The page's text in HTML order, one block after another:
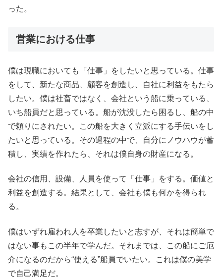
った。
営業における仕事
僕は現職においても「仕事」をしたいと思っている。仕事
をして、新たな商品、顧客を創造し、自社に利益をもたら
したい。僕は社畜ではなく、会社という船に乗っている、
いち船員だと思っている。船が沈没したら困るし、船の中
で頼りにされたい。この船を大きく立派にする手伝いをし
たいと思っている。その過程の中で、自分にノウハウが蓄
積し、実績を作れたら、それは僕自身の財産になる。
会社の信用、設備、人員を使って「仕事」をする。価値と
利益を創造する。結果として、会社も僕も何かを得られ
る。
僕はいずれ雇われ人を卒業したいと志すが、それは簡単で
はない事もこの半年で学んだ。それまでは、この船にご厄
介になるのだから“使える”船員でいたい。これは僕の美学
で自己満足だ。